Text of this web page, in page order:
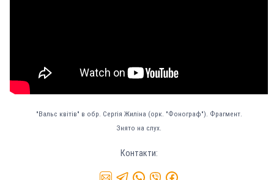
"Вальс квітів" в обр. Сергія Жиліна (орк. "Фонограф"). Фрагмент.
Знято на слух.
Контакти: